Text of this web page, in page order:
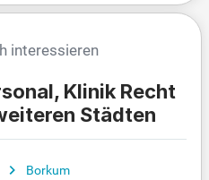
interessieren
Klinik Recht
Städten
Borkum